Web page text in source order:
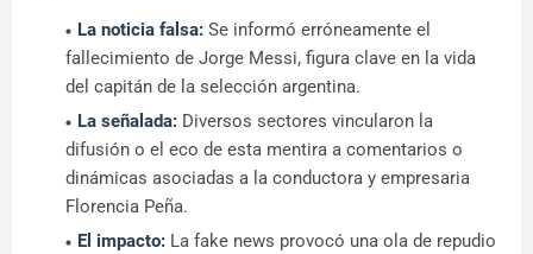
La noticia falsa: Se informó erróneamente el
fallecimiento de Jorge Messi, figura clave en la vida
del capitán de la selección argentina.
La señalada: Diversos sectores vincularon la
difusión o el eco de esta mentira a comentarios o
dinámicas asociadas a la conductora y empresaria
Florencia Peña.
El impacto: La fake news provocó una ola de repudio